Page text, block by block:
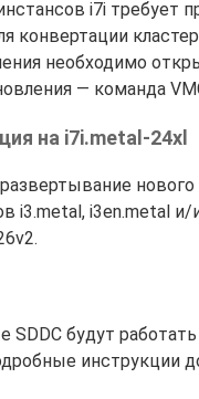
i7i требует
конвертации
необходимо
— команда
на i7i.metal-24xl
i3.metal, i3en.metal
будут
инструкции